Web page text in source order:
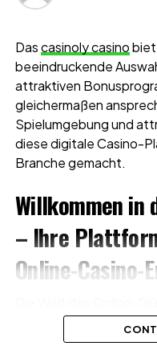
Dascasinoly casino
beeindruckende
attraktiven
gleichermaßen
Spielumgebung und
diese digitale Casino-
Branche gemacht.
Willkommen in
– Ihre
Online-Casino-
vergangenen Jahren
Spielern heute eine